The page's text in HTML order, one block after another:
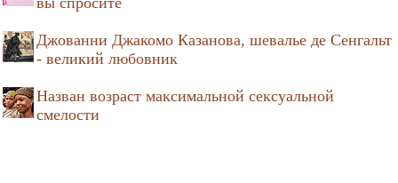
Джованни Джакомо Казанова, шевалье де Сенгальт
- великий любовник
Назван возраст максимальной сексуальной
смелости